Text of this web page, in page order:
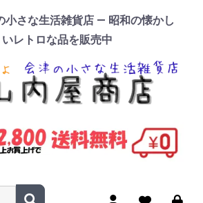
小さな生活雑貨店 — 昭和の懐かし
いレトロな品を販売中
を入力